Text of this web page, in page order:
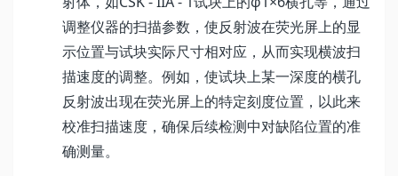
调整仪器的扫描参数，使反射波在荧光屏上的显
示位置与试块实际尺寸相对应，从而实现横波扫
描速度的调整。例如，使试块上某一深度的横孔
反射波出现在荧光屏上的特定刻度位置，以此来
校准扫描速度，确保后续检测中对缺陷位置的准
确测量。